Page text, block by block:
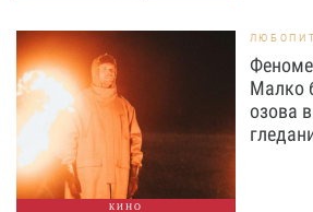
КИНО
Малко
озова